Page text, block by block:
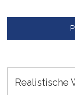
Realistische